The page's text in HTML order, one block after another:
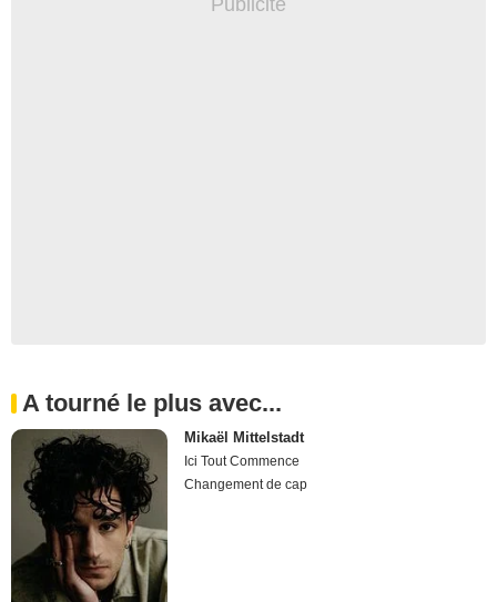
A tourné le plus avec...
Mikaël Mittelstadt
Ici Tout Commence
Changement de cap